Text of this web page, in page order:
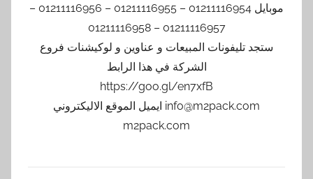
موبايل 01211116954 – 01211116955 – 01211116956 –
01211116957 – 01211116958
ستجد تليفونات المبيعات و عناوين و لوكيشنات فروع
الشركة في هذا الرابط
https://goo.gl/en7xfB
info@m2pack.com ايميل الموقع الاليكتروني
m2pack.com